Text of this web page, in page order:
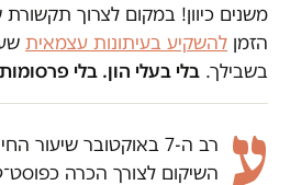
משנים כיוון! במקום לצרוך
הזמן להשקיע בעיתונות עצמאית
בשבילך. בלי בעלי הון. בלי
ע
רב ה-7 באוקטובר שיעור